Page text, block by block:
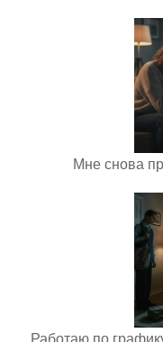
Мне снова